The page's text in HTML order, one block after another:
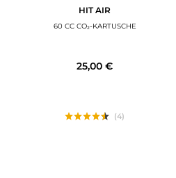
HIT AIR
60 CC CO₂-KARTUSCHE
25,00 €
(4)